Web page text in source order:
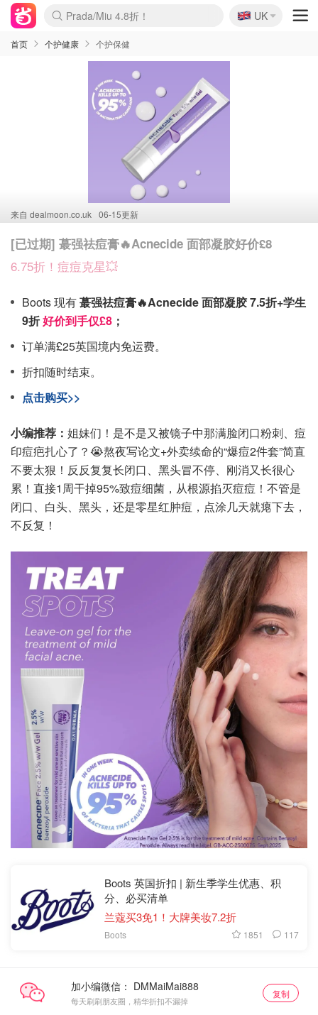
麦卢卡蜂蜜夏促！个位数！
Prada/Miu 4.8折！
啥？必胜客披萨5折！
🇬🇧
UK
首页 个护健康 个护保健
来自 dealmoon.co.uk 06-15更新
[已过期] 蕞强祛痘膏🔥Acnecide 面部凝胶好价£8
6.75折！痘痘克星💥
Boots 现有蕞强祛痘膏🔥Acnecide 面部凝胶 7.5折+学生
9折好价到手仅£8 ；
订单满£25英国境内免运费。
折扣随时结束。
点击购买>>
小编推荐： 姐妹们！是不是又被镜子中那满脸闭口粉刺、痘
印痘疤扎心了？😭熬夜写论文+外卖续命的“爆痘2件套”简直
不要太狠！反反复复长闭口、黑头冒不停、刚消又长很心
累！直接1周干掉95%致痘细菌，从根源掐灭痘痘！不管是
闭口、白头、黑头，还是零星红肿痘，点涂几天就瘪下去，
不反复！
Boots 英国折扣 | 新生季学生优惠、积
分、必买清单
兰蔻买3免1！大牌美妆7.2折
Boots 1851 117
加小编微信：
每天刷刷朋友圈，精华折扣不漏掉
复制